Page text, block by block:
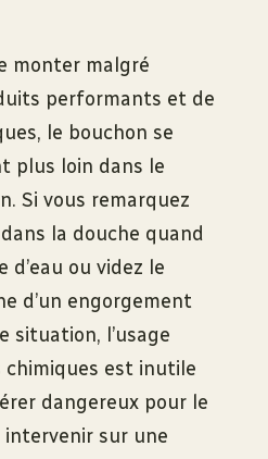
monter malgré
performants et de
le bouchon se
plus loin dans le
Si vous remarquez
la douche quand
d’eau ou videz le
d’un engorgement
situation, l’usage
est inutile
dangereux pour le
sur une